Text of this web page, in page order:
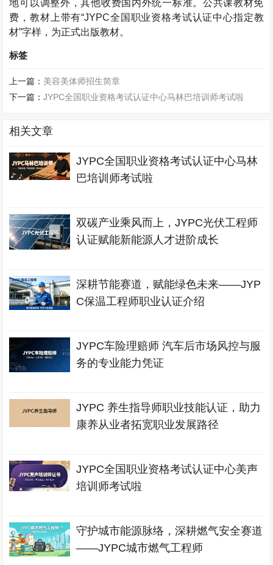
地可以调整外，其他收费国内外统一标准。公共课教材免
费，教材上带有“JYPC全国职业资格考试认证中心指定教
材”字样，为正式出版教材。
标签
上一篇： 美容美体师招生简章
下一篇：JYPC全国职业资格考试认证中心马林巴培训师考试啦
相关文章
JYPC全国职业资格考试认证中心马林
巴培训师考试啦
双碳产业乘风而上，JYPC光伏工程师
认证赋能新能源人才进阶成长
深耕节能赛道，赋能绿色未来——JYP
C保温工程师职业认证介绍
JYPC车险理赔师 汽车后市场风控与服
务的专业能力凭证
JYPC 养生指导师职业技能认证，助力
康养从业者拓宽职业发展路径
JYPC全国职业资格考试认证中心美声
培训师考试啦
守护城市能源脉络，深耕燃气安全赛道
——JYPC城市燃气工程师